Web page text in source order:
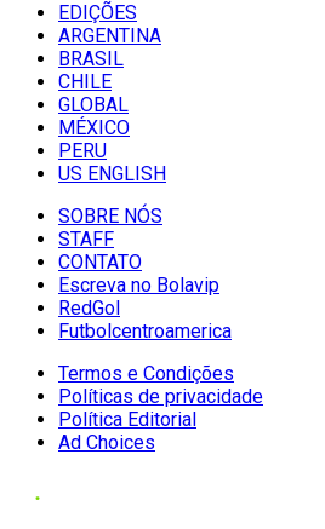
EDIÇÕES
ARGENTINA
BRASIL
CHILE
GLOBAL
MÉXICO
PERU
US ENGLISH
SOBRE NÓS
STAFF
CONTATO
Escreva no Bolavip
RedGol
Futbolcentroamerica
Termos e Condições
Políticas de privacidade
Política Editorial
Ad Choices